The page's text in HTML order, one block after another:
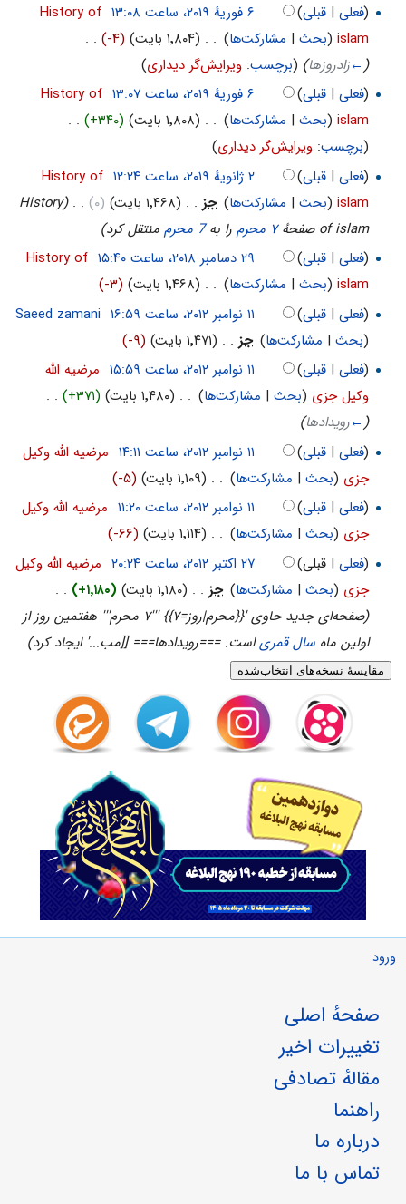
(فعلی| قبلی)
‏
History of
islam
(بحث| مشارکت‌ها)
. . (۱٬۸۰۴ بایت) (-۴)‏
. .
(
←زادروزها)
(برچسب: ویرایش‌گر دیداری)
(فعلی| قبلی)
‏
History of
islam
(بحث| مشارکت‌ها)
. . (۱٬۸۰۸ بایت) (+۳۴۰)‏
. .
(برچسب: ویرایش‌گر دیداری)
(فعلی| قبلی)
‏
History of
islam
(بحث| مشارکت‌ها)
‏جز . . (۱٬۴۶۸ بایت) (۰) . .
(History
of islam صفحهٔ
۷ محرم را به7 محرم
منتقل کرد)
(فعلی| قبلی)
‏
History of
islam
(بحث| مشارکت‌ها)
. . (۱٬۴۶۸ بایت)
(-۳)
(فعلی| قبلی)
‏
Saeed zamani
(بحث| مشارکت‌ها)
‏جز . . (۱٬۴۷۱ بایت)
(-۹)
(فعلی| قبلی)
‏ مرضیه الله
وکیل جزی (بحث| مشارکت‌ها)
. . (۱٬۴۸۰ بایت) (+۳۷۱)‏
. .
(
←رویدادها)
(فعلی| قبلی)
‏ مرضیه الله وکیل
جزی (بحث| مشارکت‌ها)
. . (۱٬۱۰۹ بایت)
(-۵)
(فعلی| قبلی)
‏ مرضیه الله وکیل
جزی (بحث| مشارکت‌ها)
. . (۱٬۱۱۴ بایت)
(-۶۶)
(فعلی| قبلی) ‏ مرضیه الله وکیل
جزی (بحث| مشارکت‌ها)
‏جز . . (۱٬۱۸۰ بایت) (+۱٬۱۸۰)
. .
(صفحه‌ای جدید حاوی '{{محرم|روز=۷}} '''۷ محرم''' هفتمین روز از
اولین ماه سال قمریاست. ===رویدادها=== [[مب...' ایجاد کرد)
ورود
صفحهٔ اصلی
تغییرات اخیر
مقالهٔ تصادفی
راهنما
درباره ما
تماس با ما